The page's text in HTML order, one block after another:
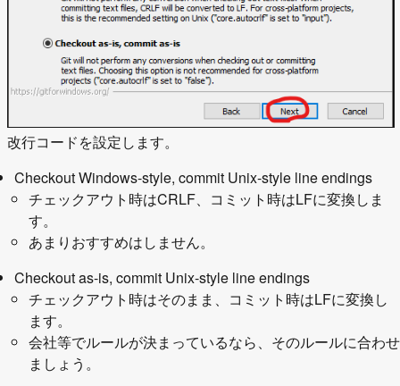
改行コードを設定します。
Checkout Windows-style, commit Unix-style line endings
チェックアウト時はCRLF、コミット時はLFに変換しま
す。
あまりおすすめはしません。
Checkout as-is, commit Unix-style line endings
チェックアウト時はそのまま、コミット時はLFに変換し
ます。
会社等でルールが決まっているなら、そのルールに合わせ
ましょう。